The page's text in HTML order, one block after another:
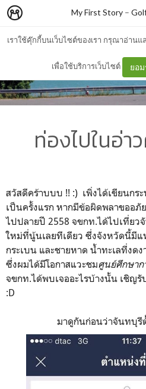
เราใช้คุ๊กกี้บนเว็บไซต์ของเรา กรุณาอ่านแ
เพื่อใช้บริการเว็บไซต์ ยอ
My First Story–
ท่องไปในอ่า
สวัสดีคร้าบบบ !! :) เพิ่งได้เขียนกร
เป็นครั้งแรก หากมีข้อผิดพลาขออภั
ไปปลายปี 2558 จขกท.ได้ไปเที่ยว
ใหม่ที่นู้นเลยทีเดียว ซึ่งจังหวัดนี้มี
กระเบน และชายหาด น้ำทะเลที่งด
ซึ่งผมได้มีโอกาสแวะชมศูนย์ศึกษาก
จขกท.ได้พบเจออะไรบ้างนั้น เชิญ
:D
มาดูกันก่อนว่าจันทบุรี